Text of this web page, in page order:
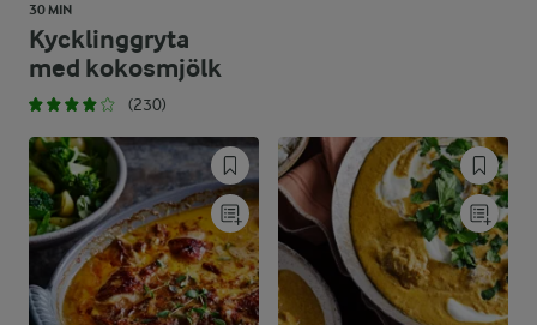
30 MIN
Kycklinggryta
med kokosmjölk
(230)